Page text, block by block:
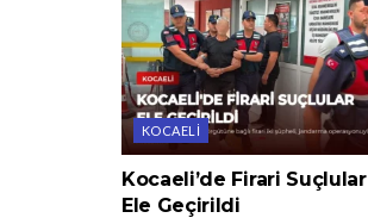
KOCAELI
Kocaeli’de Firari Suçlular
Ele Geçirildi